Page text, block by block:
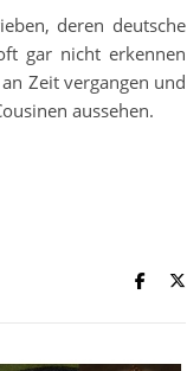
deren deutsche
gar nicht erkennen
Zeit vergangen und
aussehen.